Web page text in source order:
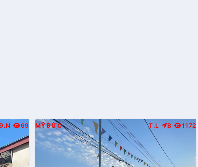
69 MỸ ĐỨC T.L B 1172